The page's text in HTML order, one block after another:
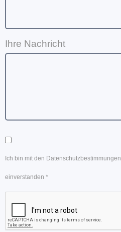
Ihre Nachricht
Ich bin mit den Datenschutzbestimmungen
einverstanden *